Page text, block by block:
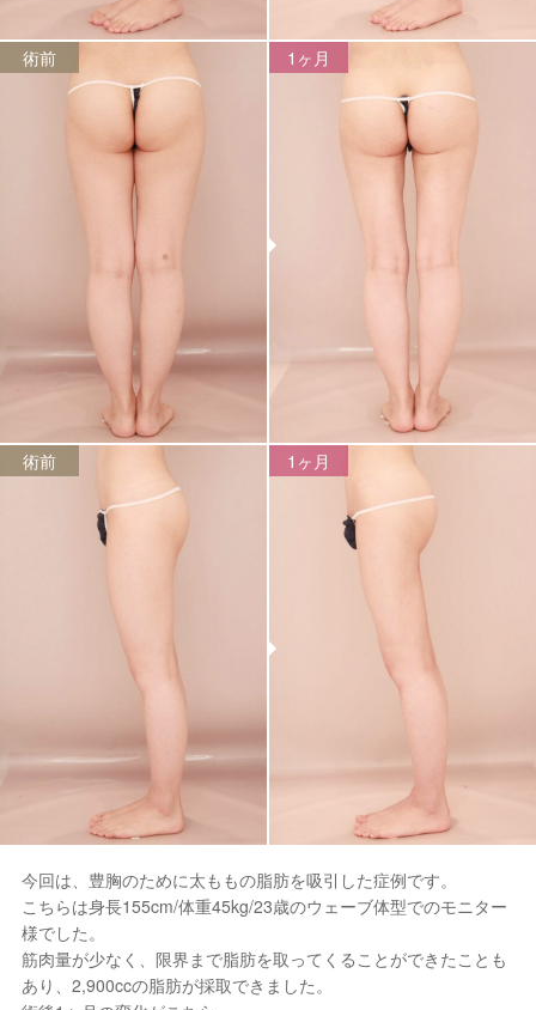
術前 1ヶ月
術前 1ヶ月
今回は、豊胸のために太ももの脂肪を吸引した症例です。
こちらは身長155cm/体重45kg/23歳のウェーブ体型でのモニター
様でした。
筋肉量が少なく、限界まで脂肪を取ってくることができたことも
あり、2,900ccの脂肪が採取できました。